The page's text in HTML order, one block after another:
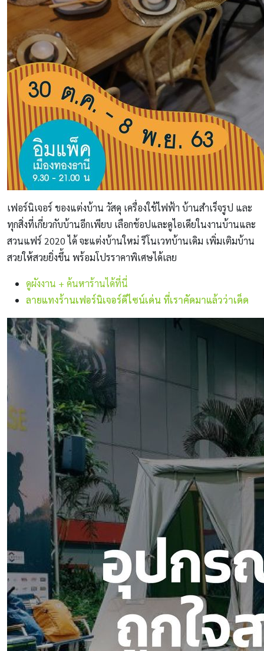
เฟอร์นิเจอร์ ของแต่งบ้าน วัสดุ เครื่องใช้ไฟฟ้า บ้านสำเร็จรูป และ
ทุกสิ่งที่เกี่ยวกับบ้านอีกเพียบ เลือกช้อปและดูไอเดียในงานบ้านและ
สวนแฟร์ 2020 ได้ จะแต่งบ้านใหม่ รีโนเวทบ้านเดิม เพิ่มเติมบ้าน
สวยให้สวยยิ่งขึ้น พร้อมโปรราคาพิเศษได้เลย
ดูผังงาน + ค้นหาร้านได้ที่นี่
ลายแทงร้านเฟอร์นิเจอร์ดีไซน์เด่น ที่เราคัดมาแล้วว่าเด็ด